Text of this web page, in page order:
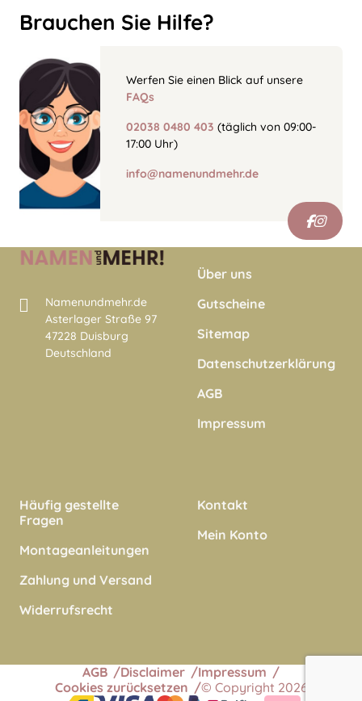
Brauchen Sie Hilfe?
Werfen Sie einen Blick auf unsere
FAQs
02038 0480 403 (täglich von 09:00-
17:00 Uhr)
info@namenundmehr.de
Namenundmehr.de
Asterlager Straße 97
47228 Duisburg
Deutschland
Über uns
Gutscheine
Sitemap
Datenschutzerklärung
AGB
Impressum
Häufig gestellte
Fragen
Montageanleitungen
Zahlung und Versand
Widerrufsrecht
Kontakt
Mein Konto
AGB Disclaimer
Impressum
Cookies zurücksetzen
© Copyright 2026